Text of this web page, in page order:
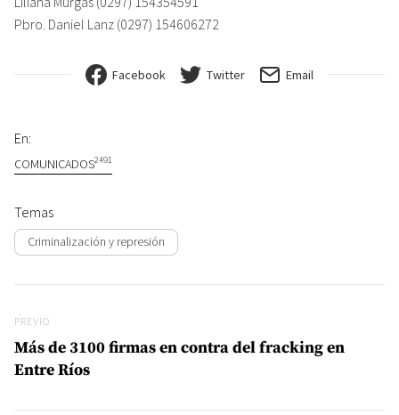
Pbro. Daniel Lanz (0297) 154606272
Facebook Twitter Email
En:
COMUNICADOS2491
Temas
Criminalización y represión
Previo
PREVIO
Más de 3100 firmas en contra del fracking en
Entre Ríos